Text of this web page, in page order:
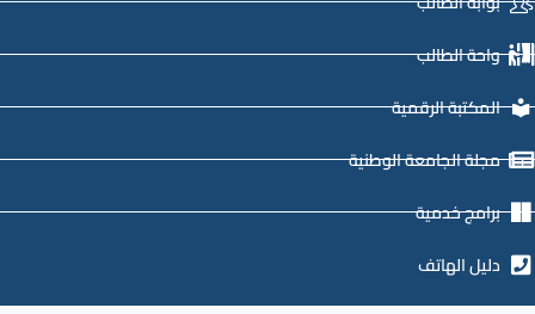
واحة الطالب
المكتبة الرقمية
مجلة الجامعة الوطنية
برامج خدمية
دليل الهاتف